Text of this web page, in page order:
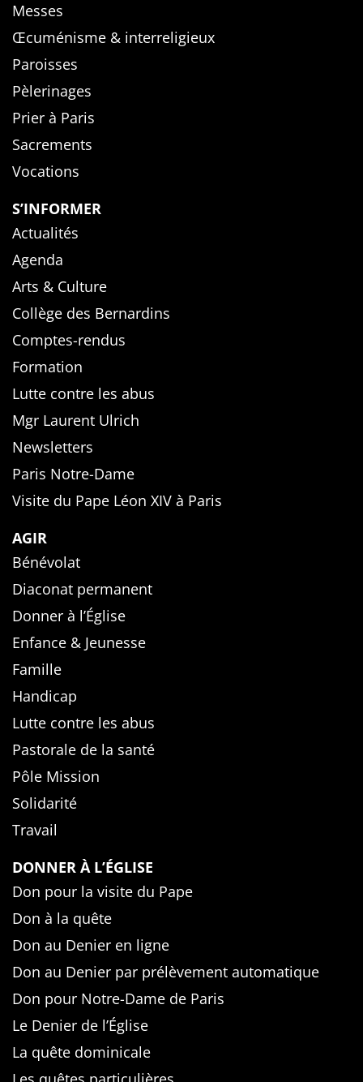
Messes
Œcuménisme & interreligieux
Paroisses
Pèlerinages
Prier à Paris
Sacrements
Vocations
S’INFORMER
Actualités
Agenda
Arts & Culture
Collège des Bernardins
Comptes-rendus
Formation
Lutte contre les abus
Mgr Laurent Ulrich
Newsletters
Paris Notre-Dame
Visite du Pape Léon XIV à Paris
AGIR
Bénévolat
Diaconat permanent
Donner à l’Église
Enfance & Jeunesse
Famille
Handicap
Lutte contre les abus
Pastorale de la santé
Pôle Mission
Solidarité
Travail
DONNER À L’ÉGLISE
Don pour la visite du Pape
Don à la quête
Don au Denier en ligne
Don au Denier par prélèvement automatique
Don pour Notre-Dame de Paris
Le Denier de l’Église
La quête dominicale